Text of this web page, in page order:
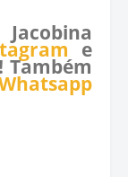
e